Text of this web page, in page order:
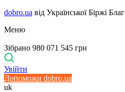
dobro.ua від Української Біржі
Меню
Зібрано 980 071 545 грн
Увійти
Допоможи dobro.ua
uk